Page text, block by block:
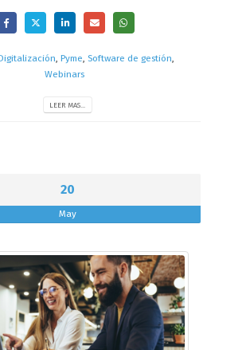
a ciegas.
,Pyme, Software de gestión,
Webinars
LEER MAS...
20
May